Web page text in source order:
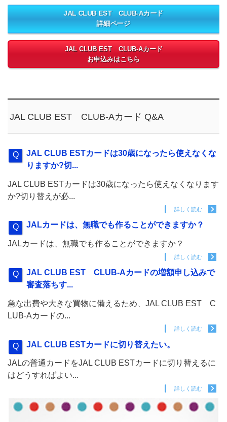
JAL CLUB EST CLUB-Aカード
詳細ページ
JAL CLUB EST CLUB-Aカード
お申込みはこちら
JAL CLUB EST CLUB-Aカード Q&A
JAL CLUB ESTカードは30歳になったら使えなくな
りますか?切...
JAL CLUB ESTカードは30歳になったら使えなくなります
か?切り替えが必...
詳しく読む
JALカードは、無職でも作ることができますか？
JALカードは、無職でも作ることができますか？
詳しく読む
JAL CLUB EST CLUB-Aカードの増額申し込みで
審査落ちす...
急な出費や大きな買物に備えるため、JAL CLUB EST C
LUB-Aカードの...
詳しく読む
JAL CLUB ESTカードに切り替えたい。
JALの普通カードをJAL CLUB ESTカードに切り替えるに
はどうすればよい...
詳しく読む